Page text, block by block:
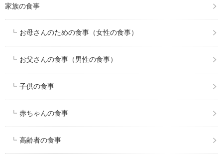
家族の食事
お母さんのための食事（女性の食事）
お父さんの食事（男性の食事）
子供の食事
赤ちゃんの食事
高齢者の食事